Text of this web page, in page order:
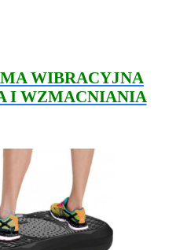
WIBRACYJNA
I WZMACNIANIA